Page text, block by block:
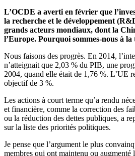
L’OCDE a averti en février que
la recherche et le développement
grands acteurs mondiaux, dont la
l’Europe. Pourquoi sommes-nous à la
Nous faisons des progrès. En 2014,
n’atteignait que 2,03 % du PIB, une
2004, quand elle était de 1,76 %. L’UE
objectif de 3 %.
Les actions à court terme qu’a rendu
et financière, comme la correction des
ou la réduction des dettes publiques, a
sur la liste des priorités politiques.
Je pense que l’argument le plus
membres qui ont maintenu ou augmenté